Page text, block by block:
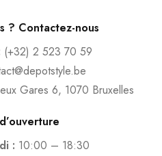
? Contactez-nous
(+32) 2 523 70 59
Gares 6, 1070 Bruxelles
: 10:00 – 18:30